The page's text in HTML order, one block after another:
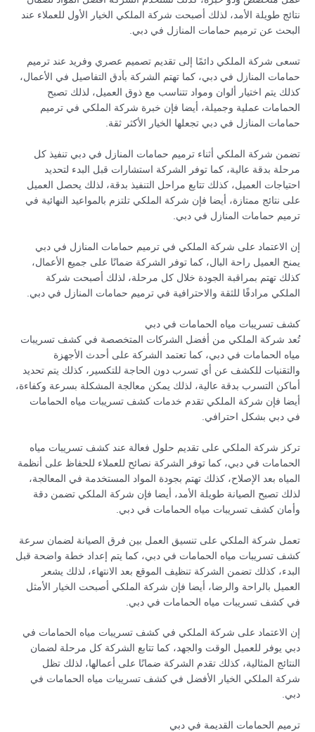
نتائج طويلة الأمد، لذلك أصبحت شركة الملكي الخيار الأول للعملاء عند
البحث عن ترميم حمامات المنازل في دبي.
تسعى شركة الملكي دائمًا إلى تقديم تصميم عصري وفريد عند ترميم
حمامات المنازل في دبي، كما تهتم الشركة بأدق التفاصيل في الأعمال،
كذلك يتم اختيار ألوان ومواد تتناسب مع ذوق العميل، لذلك تصبح
الحمامات عملية وجميلة، أيضا فإن خبرة شركة الملكي في ترميم
حمامات المنازل في دبي تجعلها الخيار الأكثر ثقة.
تضمن شركة الملكي أثناء ترميم حمامات المنازل في دبي تنفيذ كل
مرحلة بدقة عالية، كما توفر الشركة استشارات قبل البدء لتحديد
احتياجات العميل، كذلك تتابع مراحل التنفيذ بدقة، لذلك يحصل العميل
على نتائج ممتازة، أيضا فإن شركة الملكي تلتزم بالمواعيد النهائية في
ترميم حمامات المنازل في دبي.
إن الاعتماد على شركة الملكي في ترميم حمامات المنازل في دبي
يمنح العميل راحة البال، كما توفر الشركة ضمانًا على جميع الأعمال،
كذلك تهتم بمراقبة الجودة خلال كل مرحلة، لذلك أصبحت شركة
الملكي مرادفًا للثقة والاحترافية في ترميم حمامات المنازل في دبي.
كشف تسريبات مياه الحمامات في دبي
تُعد شركة الملكي من أفضل الشركات المتخصصة في كشف تسريبات
مياه الحمامات في دبي، كما تعتمد الشركة على أحدث الأجهزة
والتقنيات للكشف عن أي تسرب دون الحاجة للتكسير، كذلك يتم تحديد
أماكن التسرب بدقة عالية، لذلك يمكن معالجة المشكلة بسرعة وكفاءة،
أيضا فإن شركة الملكي تقدم خدمات كشف تسريبات مياه الحمامات
في دبي بشكل احترافي.
تركز شركة الملكي على تقديم حلول فعالة عند كشف تسريبات مياه
الحمامات في دبي، كما توفر الشركة نصائح للعملاء للحفاظ على أنظمة
المياه بعد الإصلاح، كذلك تهتم بجودة المواد المستخدمة في المعالجة،
لذلك تصبح الصيانة طويلة الأمد، أيضا فإن شركة الملكي تضمن دقة
وأمان كشف تسريبات مياه الحمامات في دبي.
تعمل شركة الملكي على تنسيق العمل بين فرق الصيانة لضمان سرعة
كشف تسريبات مياه الحمامات في دبي، كما يتم إعداد خطة واضحة قبل
البدء، كذلك تضمن الشركة تنظيف الموقع بعد الانتهاء، لذلك يشعر
العميل بالراحة والرضا، أيضا فإن شركة الملكي أصبحت الخيار الأمثل
في كشف تسريبات مياه الحمامات في دبي.
إن الاعتماد على شركة الملكي في كشف تسريبات مياه الحمامات في
دبي يوفر للعميل الوقت والجهد، كما تتابع الشركة كل مرحلة لضمان
النتائج المثالية، كذلك تقدم الشركة ضمانًا على أعمالها، لذلك تظل
شركة الملكي الخيار الأفضل في كشف تسريبات مياه الحمامات في
دبي.
ترميم الحمامات القديمة في دبي